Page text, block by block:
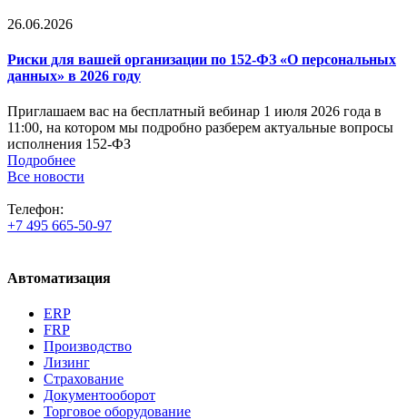
26.06.2026
Риски для вашей организации по 152-ФЗ «О персональных
данных» в 2026 году
Приглашаем вас на бесплатный вебинар 1 июля 2026 года в
11:00, на котором мы подробно разберем актуальные вопросы
исполнения 152-ФЗ
Подробнее
Все новости
Телефон:
+7 495 665-50-97
Автоматизация
ERP
FRP
Производство
Лизинг
Страхование
Документооборот
Торговое оборудование